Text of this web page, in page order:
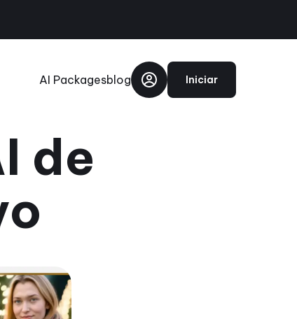
AI Packagesblog Iniciar
de